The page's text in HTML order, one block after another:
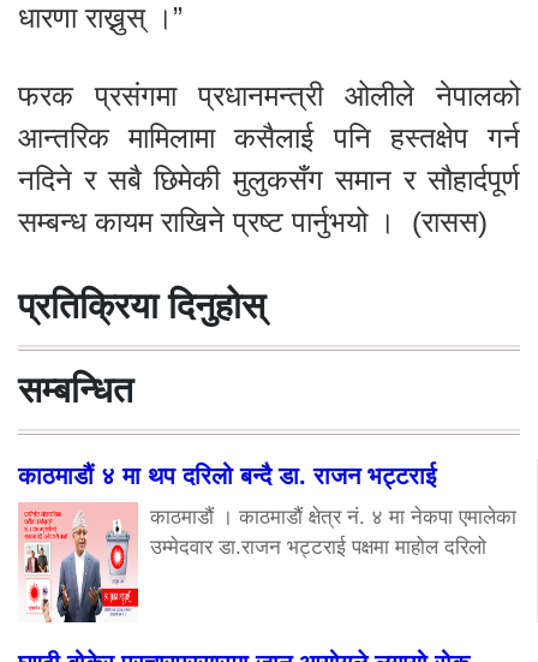
धारणा राख्नुस् ।”
फरक प्रसंगमा प्रधानमन्त्री ओलीले नेपालको
आन्तरिक मामिलामा कसैलाई पनि हस्तक्षेप गर्न
नदिने र सबै छिमेकी मुलुकसँग समान र सौहार्दपूर्ण
सम्बन्ध कायम राखिने प्रष्ट पार्नुभयो । (रासस)
प्रतिक्रिया दिनुहोस्
सम्बन्धित
काठमाडौं ४ मा थप दरिलो बन्दै डा. राजन भट्टराई
काठमाडौं । काठमाडौं क्षेत्र नं. ४ मा नेकपा एमालेका
उम्मेदवार डा.राजन भट्टराई पक्षमा माहोल दरिलो